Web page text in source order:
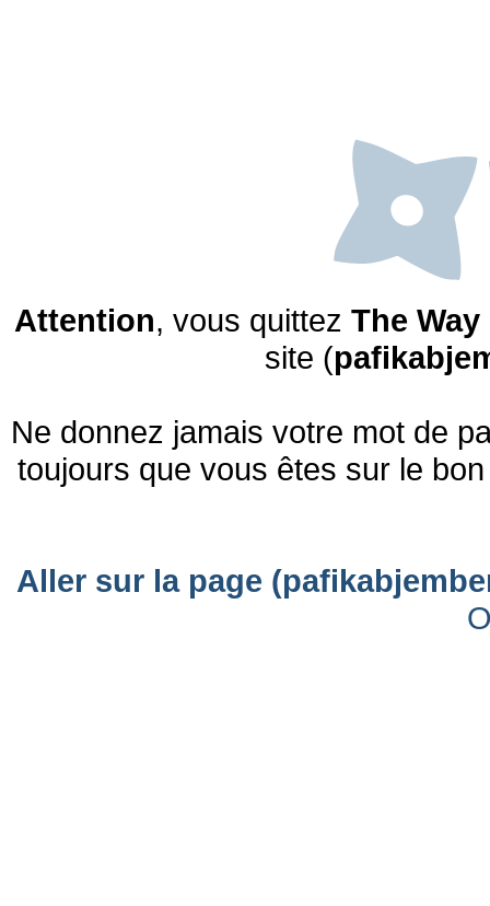
Attention, vous quittez The
site (
Ne donnez jamais votre mot de
toujours que vous êtes sur le
Aller sur la page